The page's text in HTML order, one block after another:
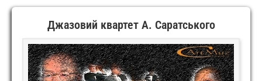
Джазовий квартет А. Саратського